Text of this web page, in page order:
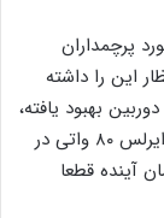
پرچمداران
این را داشته
بهبود یافته،
نمایشگر ۱۲۰ هرتزی، فست شارژ ۱۲۰ واتی و شارژ وایرلس ۸۰ واتی در
آینده قطعا